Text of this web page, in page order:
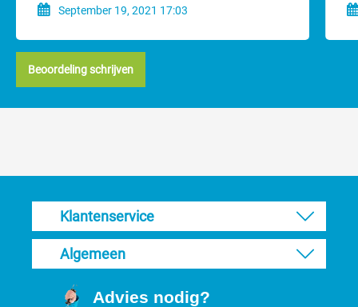
September 19, 2021 17:03
Beoordeling schrijven
Klantenservice
Algemeen
Advies nodig?